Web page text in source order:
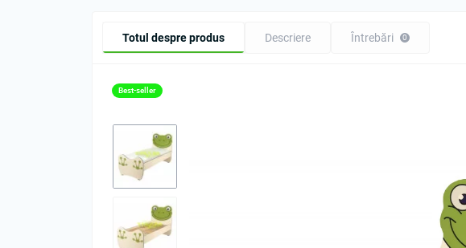
Totul despre produs Descriere Întrebări 0
Best-seller